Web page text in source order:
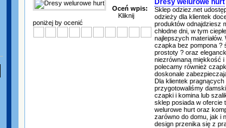
Oceń wpis:
Kliknij
poniżej by ocenić
Dresy welurowe hurt
Sklep odziez.net
odzieży dla klientek
produktów odnajdziesz
chłodne dni, w tym
najlepszych
czapka bez pompona ?
prostoty ? oraz
niezrównaną miękkość i
polecamy również
doskonale
Dla klientek
przygotowaliśmy
czapki i komina lub
sklep posiada w ofercie
welurowe hurt oraz
zarówno do domu, jak i
design przenika się z